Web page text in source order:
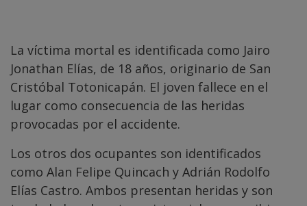
La víctima mortal es identificada como Jairo
Jonathan Elías, de 18 años, originario de San
Cristóbal Totonicapán. El joven fallece en el
lugar como consecuencia de las heridas
provocadas por el accidente.
Los otros dos ocupantes son identificados
como Alan Felipe Quincach y Adrián Rodolfo
Elías Castro. Ambos presentan heridas y son